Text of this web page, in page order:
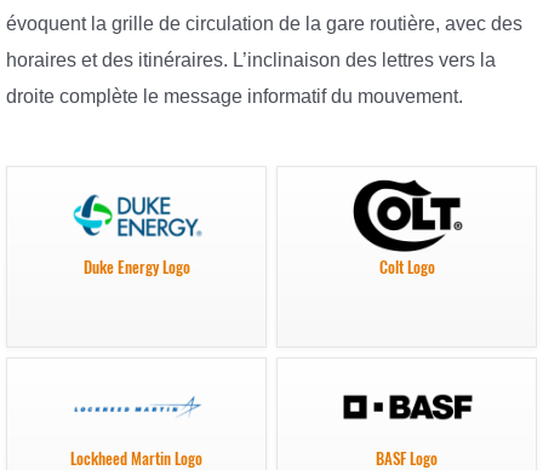
évoquent la grille de circulation de la gare routière, avec des
horaires et des itinéraires. L’inclinaison des lettres vers la
droite complète le message informatif du mouvement.
Duke Energy Logo Colt Logo
Lockheed Martin Logo BASF Logo